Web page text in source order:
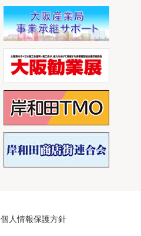
個人情報保護方針